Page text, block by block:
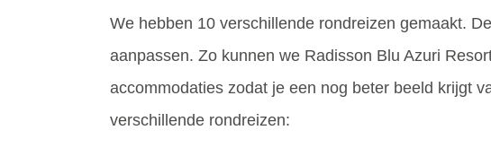
We hebben 10 verschillende rondreizen gemaakt.
aanpassen. Zo kunnen we Radisson Blu Azuri
accommodaties zodat je een nog beter beeld krijgt
verschillende rondreizen: